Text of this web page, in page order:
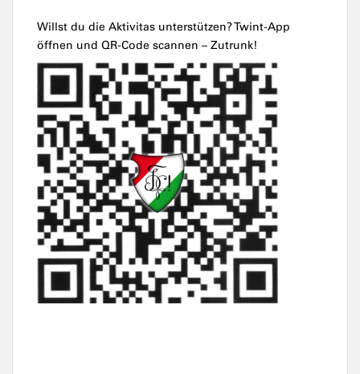
Willst du die Aktivitas unterstützen? Twint-App
öffnen und QR-Code scannen – Zutrunk!